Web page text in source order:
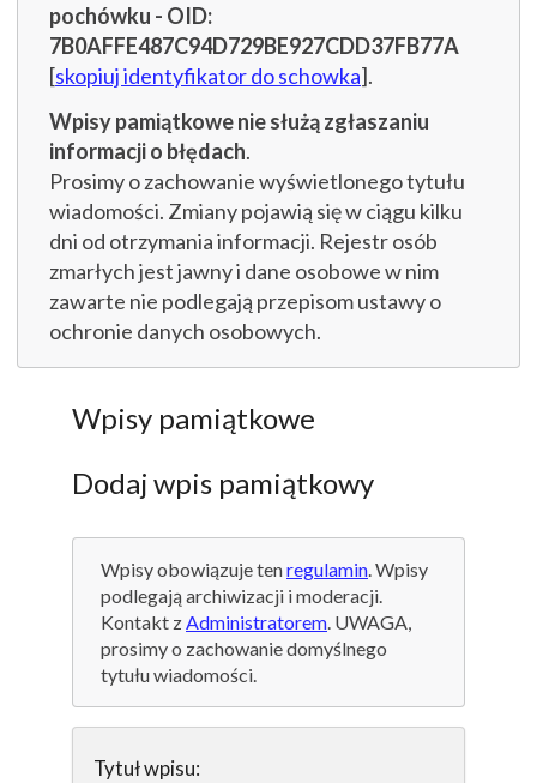
pochówku - OID:
7B0AFFE487C94D729BE927CDD37FB77A
[skopiuj identyfikator do schowka].
Wpisy pamiątkowe nie służą zgłaszaniu
informacji o błędach.
Prosimy o zachowanie wyświetlonego tytułu
wiadomości. Zmiany pojawią się w ciągu kilku
dni od otrzymania informacji. Rejestr osób
zmarłych jest jawny i dane osobowe w nim
zawarte nie podlegają przepisom ustawy o
ochronie danych osobowych.
Wpisy pamiątkowe
Dodaj wpis pamiątkowy
Wpisy obowiązuje tenregulamin. Wpisy
podlegają archiwizacji i moderacji.
Kontakt zAdministratorem. UWAGA,
prosimy o zachowanie domyślnego
tytułu wiadomości.
Tytuł wpisu: